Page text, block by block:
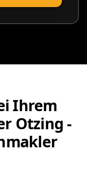
Ihrem
Otzing -